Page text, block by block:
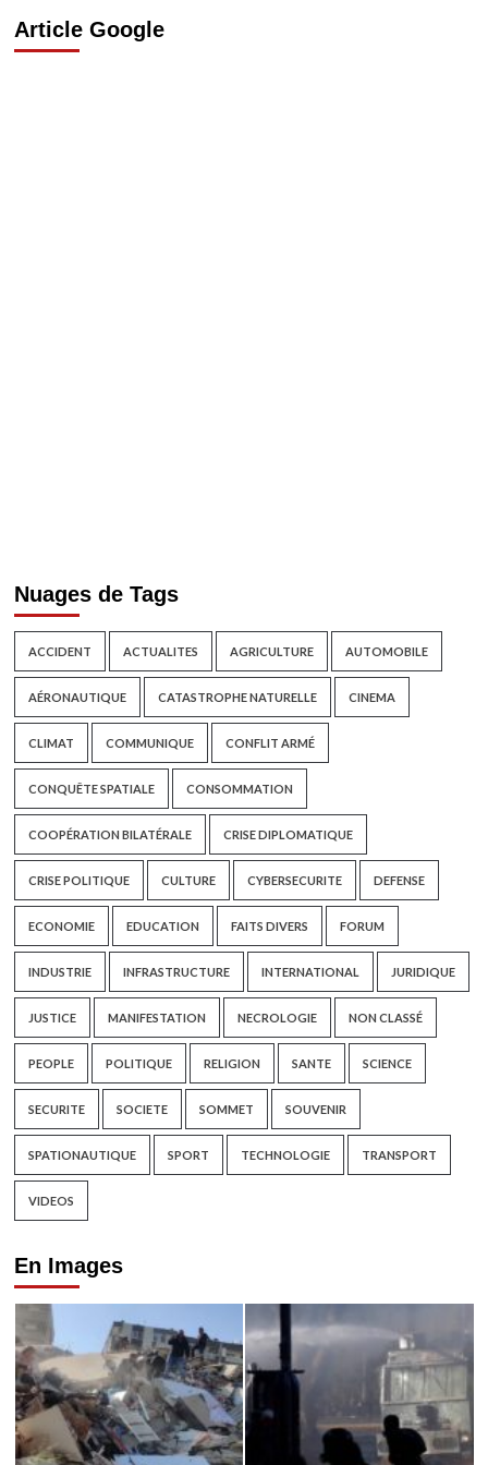
Article Google
Nuages de Tags
ACCIDENT ACTUALITES AGRICULTURE AUTOMOBILE
AÉRONAUTIQUE CATASTROPHE NATURELLE CINEMA
CLIMAT COMMUNIQUE CONFLIT ARMÉ
CONQUÊTE SPATIALE CONSOMMATION
COOPÉRATION BILATÉRALE CRISE DIPLOMATIQUE
CRISE POLITIQUE CULTURE CYBERSECURITE DEFENSE
ECONOMIE EDUCATION FAITS DIVERS FORUM
INDUSTRIE INFRASTRUCTURE INTERNATIONAL JURIDIQUE
JUSTICE MANIFESTATION NECROLOGIE NON CLASSÉ
PEOPLE POLITIQUE RELIGION SANTE SCIENCE
SECURITE SOCIETE SOMMET SOUVENIR
SPATIONAUTIQUE SPORT TECHNOLOGIE TRANSPORT
VIDEOS
En Images